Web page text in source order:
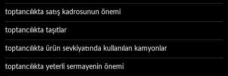
toptancılıkta satış kadrosunun önemi
toptancılıkta taşıtlar
toptancılıkta ürün sevkiyatında kullanılan kamyonlar
toptancılıkta yeterli sermayenin önemi